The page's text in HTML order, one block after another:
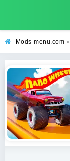
Mods-menu.com »